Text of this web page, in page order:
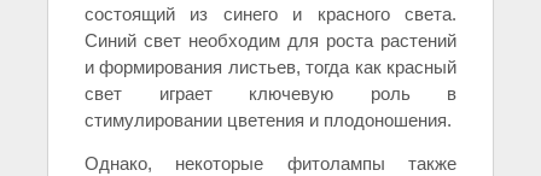
состоящий из синего и красного света.
Синий свет необходим для роста растений
и формирования листьев, тогда как красный
свет играет ключевую роль в
стимулировании цветения и плодоношения.
Однако, некоторые фитолампы также